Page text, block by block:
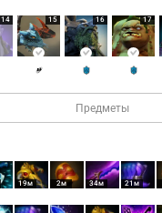
14 15 16 17
Предметы
19м 2м 34м 21м